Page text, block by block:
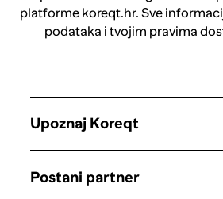
platforme koreqt.hr. Sve
podataka i tvojim pravima
Upoznaj Koreqt
Postani partner